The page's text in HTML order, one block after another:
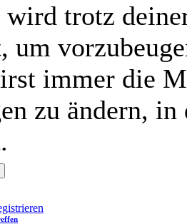
trotz
um
immer die
zu ändern,